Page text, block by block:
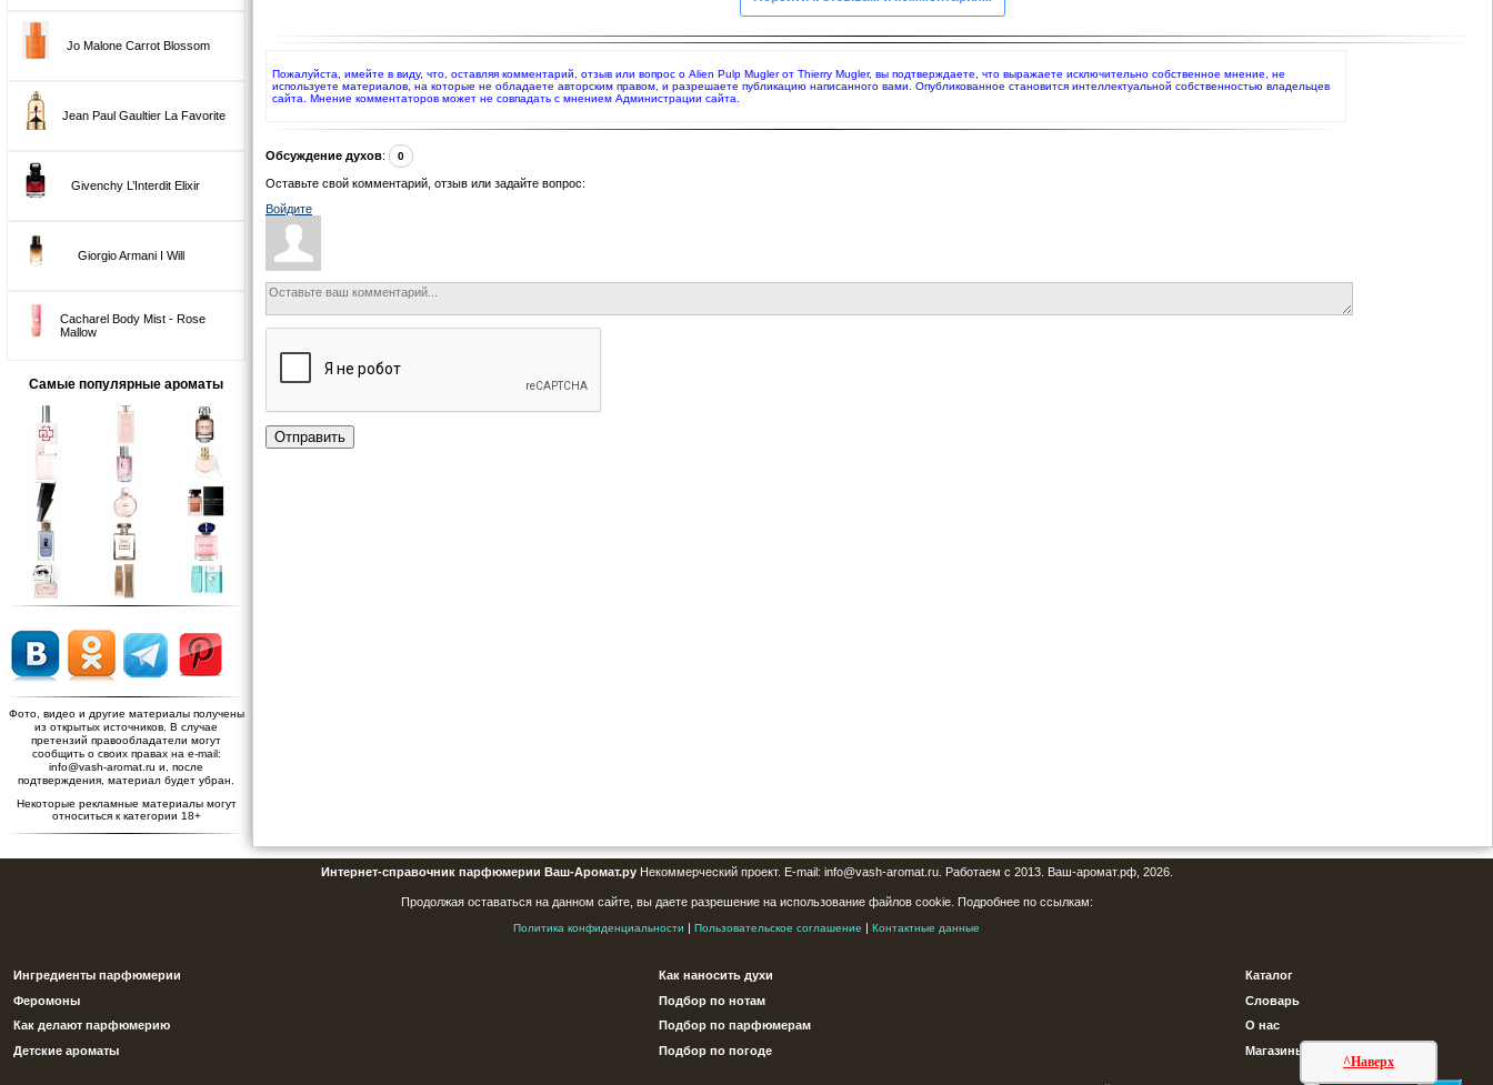
Jo Malone Carrot Blossom
Jean Paul Gaultier La Favorite
Givenchy L’Interdit Elixir
Giorgio Armani I Will
Cacharel Body Mist - Rose
Mallow
Самые популярные ароматы
Фото, видео и другие материалы получены
из открытых источников. В случае
претензий правообладатели могут
сообщить о своих правах на e-mail:
info@vash-aromat.ru и, после
подтверждения, материал будет убран.
Некоторые рекламные материалы могут
относиться к категории 18+
Пожалуйста, имейте в виду, что, оставляя комментарий, отзыв или вопрос о Alien Pulp Mugler от Thierry Mugler, вы подтверждаете, что выражаете исключительно собственное мнение, не
используете материалов, на которые не обладаете авторским правом, и разрешаете публикацию написанного вами. Опубликованное становится интеллектуальной собственностью владельцев
сайта. Мнение комментаторов может не совпадать с мнением Администрации сайта.
Обсуждение духов: 0
Оставьте свой комментарий, отзыв или задайте вопрос:
Войдите
Отправить
^Наверх
Интернет-справочник парфюмерии Ваш-Аромат.руНекоммерческий проект. E-mail: info@vash-aromat.ru. Работаем с 2013. Ваш-аромат.рф, 2026.
Продолжая оставаться на данном сайте, вы даете разрешение на использование файлов cookie. Подробнее по ссылкам:
Политика конфиденциальности | Пользовательское соглашение | Контактные данные
Ингредиенты парфюмерии
Феромоны
Как делают парфюмерию
Детские ароматы
Как наносить духи
Подбор по нотам
Подбор по парфюмерам
Подбор по погоде
Каталог
Словарь
О нас
Магазины